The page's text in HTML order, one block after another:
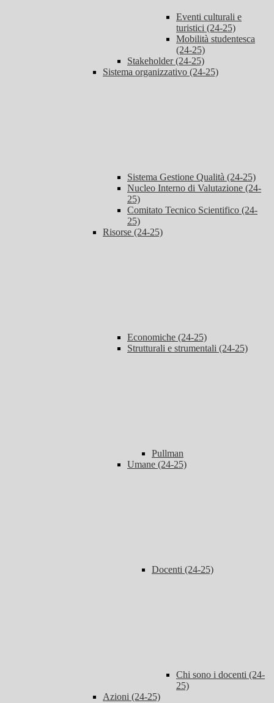
Eventi culturali e
turistici (24-25)
Mobilità studentesca
(24-25)
Stakeholder (24-25)
Sistema organizzativo (24-25)
Sistema Gestione Qualità (24-25)
Nucleo Interno di Valutazione (24-
25)
Comitato Tecnico Scientifico (24-
25)
Risorse (24-25)
Economiche (24-25)
Strutturali e strumentali (24-25)
Pullman
Umane (24-25)
Docenti (24-25)
Chi sono i docenti (24-
25)
Azioni (24-25)